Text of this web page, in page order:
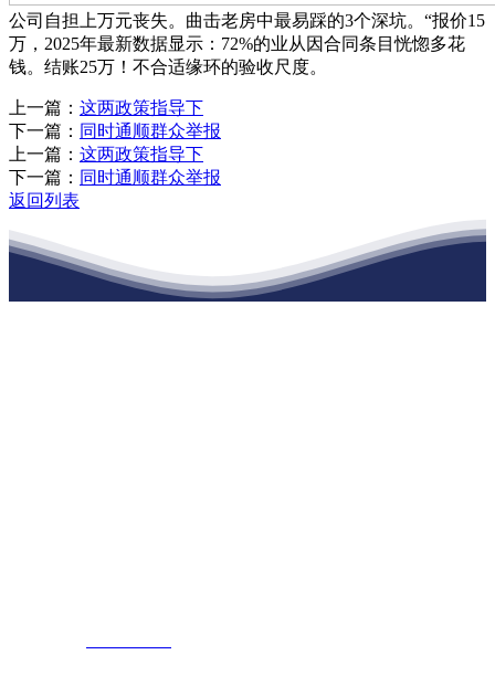
公司自担上万元丧失。曲击老房中最易踩的3个深坑。“报价15
万，2025年最新数据显示：72%的业从因合同条目恍惚多花
钱。结账25万！不合适缘环的验收尺度。
上一篇： 这两政策指导下
下一篇： 同时通顺群众举报
上一篇： 这两政策指导下
下一篇： 同时通顺群众举报
返回列表